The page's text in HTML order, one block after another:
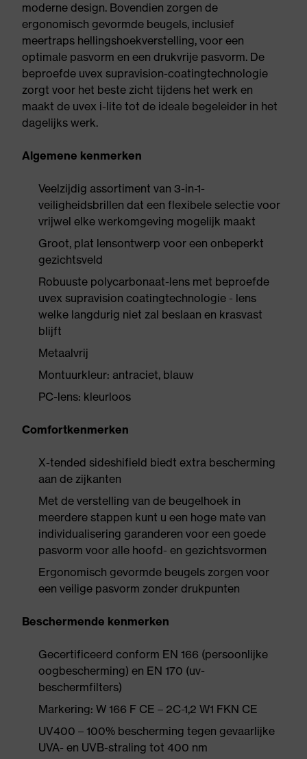
moderne design. Bovendien zorgen de
ergonomisch gevormde beugels, inclusief
meertraps hellingshoekverstelling, voor een
optimale pasvorm en een drukvrije pasvorm. De
beproefde uvex supravision-coatingtechnologie
zorgt voor het beste zicht tijdens het werk en
maakt de uvex i-lite tot de ideale begeleider in het
dagelijks werk.
Algemene kenmerken
Veelzijdig assortiment van 3-in-1-
veiligheidsbrillen dat een flexibele selectie voor
vrijwel elke werkomgeving mogelijk maakt
Groot, plat lensontwerp voor een onbeperkt
gezichtsveld
Robuuste polycarbonaat-lens met beproefde
uvex supravision coatingtechnologie - lens
welke langdurig niet zal beslaan en krasvast
blijft
Metaalvrij
Montuurkleur: antraciet, blauw
PC-lens: kleurloos
Comfortkenmerken
X-tended sideshifield biedt extra bescherming
aan de zijkanten
Met de verstelling van de beugelhoek in
meerdere stappen kunt u een hoge mate van
individualisering garanderen voor een goede
pasvorm voor alle hoofd- en gezichtsvormen
Ergonomisch gevormde beugels zorgen voor
een veilige pasvorm zonder drukpunten
Beschermende kenmerken
Gecertificeerd conform EN 166 (persoonlijke
oogbescherming) en EN 170 (uv-
beschermfilters)
Markering: W 166 F CE – 2C-1,2 W1 FKN CE
UV400 – 100% bescherming tegen gevaarlijke
UVA- en UVB-straling tot 400 nm